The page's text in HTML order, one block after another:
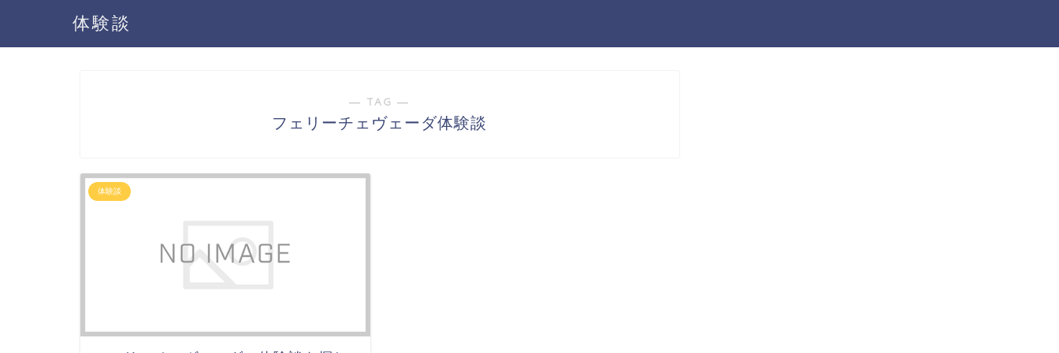
体験談
― TAG ―
フェリーチェヴェーダ体験談
体験談